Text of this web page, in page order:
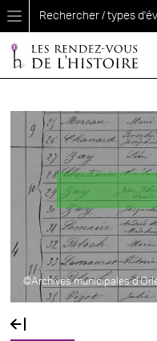
Aller au contenu principal
©Archives municipales